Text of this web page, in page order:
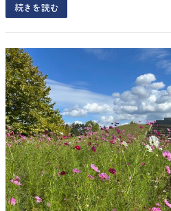
続きを読む